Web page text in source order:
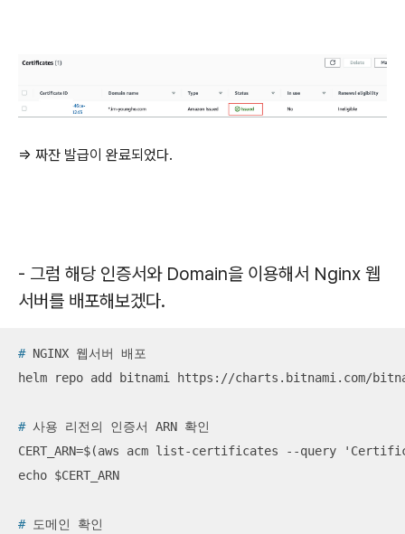
=> 짜잔 발급이 완료되었다.
- 그럼 해당 인증서와 Domain을 이용해서 Nginx 웹
서버를 배포해보겠다.
# NGINX 웹서버 배포
# 사용 리전의 인증서 ARN 확인
CERT_ARN=$(aws acm list-certificates --query
# 도메인 확인